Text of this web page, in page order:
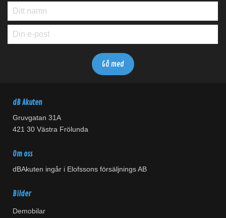
dB Akuten
Gruvgatan 31A
421 30 Västra Frölunda
Om oss
dBAkuten ingår i Elofssons försäljnings AB
Bilder
Demobilar